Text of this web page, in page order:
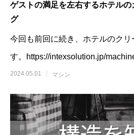
ゲストの満足を左右するホテル
グ
今回も前回に続き、ホテルのク
す。https://intexsolution.jp/
2024.05.01 マシン